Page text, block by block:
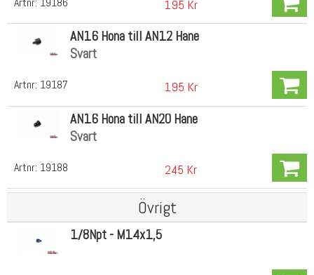
195 Kr
Artnr: 19187
AN16 Hona till AN12 Hane
Svart
195 Kr
Artnr: 19188
AN16 Hona till AN20 Hane
Svart
245 Kr
Övrigt
1/8Npt - M14x1,5